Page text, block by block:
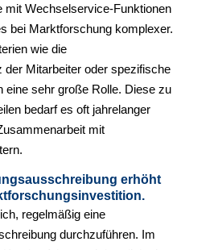
mit Wechselservice-Funktionen
bei Marktforschung komplexer.
wie die
der Mitarbeiter oder spezifische
eine sehr große Rolle. Diese zu
bedarf es oft jahrelanger
mit
erhöht
regelmäßig eine
durchzuführen. Im